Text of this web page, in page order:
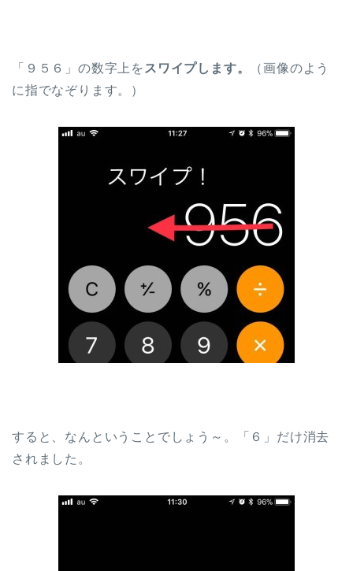
「９５６」の数字上を スワイプします。
（画像のよう
に指でなぞります。）
すると、なんということでしょう～。「６」だけ消去
されました。